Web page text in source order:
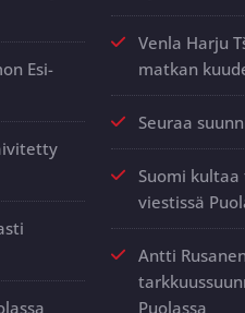
Esi-
Venla Harju
matkan
Seuraa
Suomi kultaa
viestissä
Antti
Puolassa